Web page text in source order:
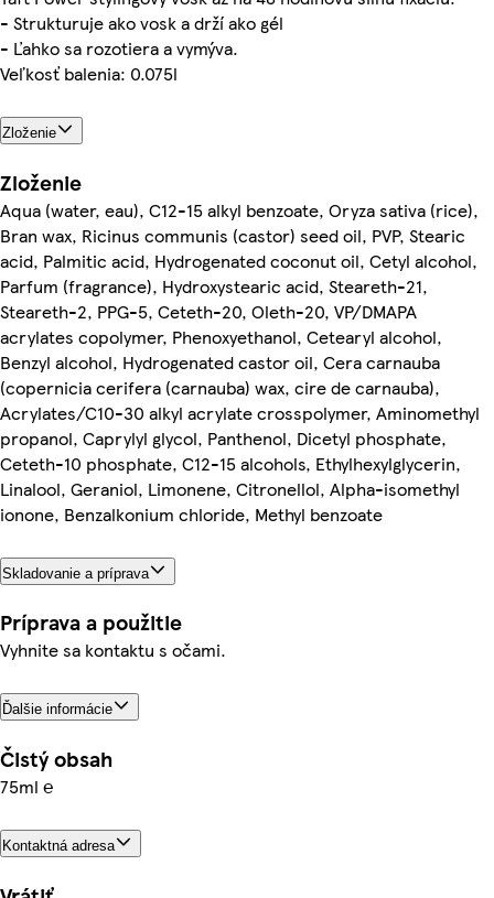
- Strukturuje ako vosk a drží ako gél
- Ľahko sa rozotiera a vymýva.
Veľkosť balenia: 0.075l
Zloženie
Zloženie
Aqua (water, eau), C12-15 alkyl benzoate, Oryza sativa (rice),
Bran wax, Ricinus communis (castor) seed oil, PVP, Stearic
acid, Palmitic acid, Hydrogenated coconut oil, Cetyl alcohol,
Parfum (fragrance), Hydroxystearic acid, Steareth-21,
Steareth-2, PPG-5, Ceteth-20, Oleth-20, VP/DMAPA
acrylates copolymer, Phenoxyethanol, Cetearyl alcohol,
Benzyl alcohol, Hydrogenated castor oil, Cera carnauba
(copernicia cerifera (carnauba) wax, cire de carnauba),
Acrylates/C10-30 alkyl acrylate crosspolymer, Aminomethyl
propanol, Caprylyl glycol, Panthenol, Dicetyl phosphate,
Ceteth-10 phosphate, C12-15 alcohols, Ethylhexylglycerin,
Linalool, Geraniol, Limonene, Citronellol, Alpha-isomethyl
ionone, Benzalkonium chloride, Methyl benzoate
Skladovanie a príprava
Príprava a použitie
Vyhnite sa kontaktu s očami.
Ďalšie informácie
Čistý obsah
75ml ℮
Kontaktná adresa